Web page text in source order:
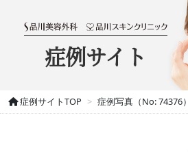
症例サイト
症例サイトTOP 症例写真（No: 74376）